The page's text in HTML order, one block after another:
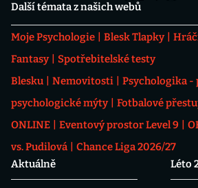
Další témata z našich webů
Moje Psychologie Blesk Tlapky
Fantasy
Spotřebitelské testy
Blesku
Nemovitosti
Psychologika
psychologické mýty
Fotbalové
ONLINE
Eventový prostor Level 9
vs. Pudilová
Chance Liga 2026/27
Aktuálně
Léto